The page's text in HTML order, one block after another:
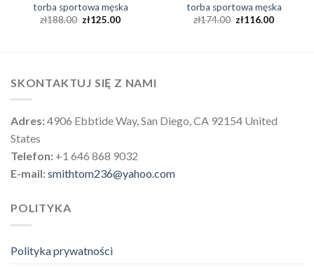
torba sportowa męska
zł188.00 zł125.00
torba sportowa męska
zł174.00 zł116.00
SKONTAKTUJ SIĘ Z NAMI
Adres:4906 Ebbtide Way, San Diego, CA 92154 United
States
Telefon: +1 646 868 9032
E-mail:smithtom236@yahoo.com
POLITYKA
Polityka prywatności